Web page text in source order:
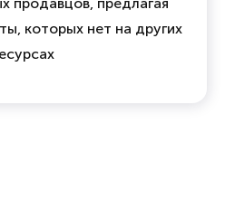
которых нет на других